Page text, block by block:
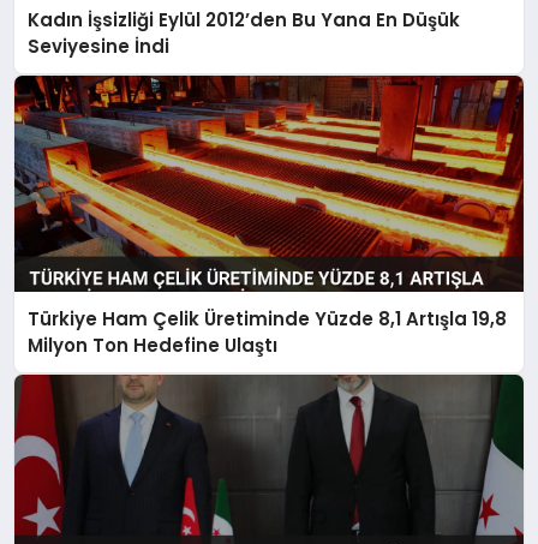
Kadın İşsizliği Eylül 2012’den Bu Yana En Düşük
Seviyesine İndi
Türkiye Ham Çelik Üretiminde Yüzde 8,1 Artışla 19,8
Milyon Ton Hedefine Ulaştı